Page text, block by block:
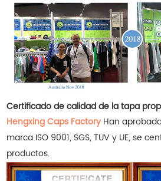
Certificado de calidad de la tapa
Hengxing Caps Factory Han
marca ISO 9001, SGS, TUV y UE, se
productos.